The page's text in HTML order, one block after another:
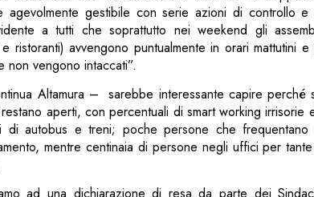
agevolmente gestibile con serie azioni di controllo e
a tutti che soprattutto nei weekend gli
ristoranti) avvengono puntualmente in orari mattutini
non vengono intaccati”.
Altamura – sarebbe interessante capire perché
aperti, con percentuali di smart working irrisorie
di autobus e treni; poche persone che
mentre centinaia di persone negli uffici per